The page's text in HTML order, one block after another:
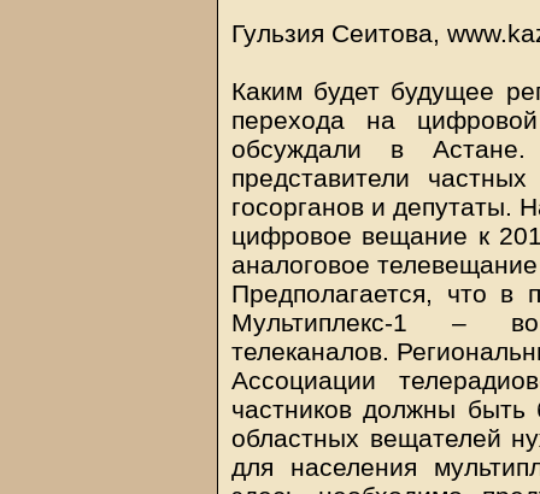
Гульзия Сеитова,
Каким будет будущее
перехода на
обсуждали в
представители
госорганов и депутаты.
цифровое вещание к
аналоговое
Предполагается, что в
Мультиплекс-1 –
телеканалов.
Ассоциации
частников должны
областных вещателей
для населения